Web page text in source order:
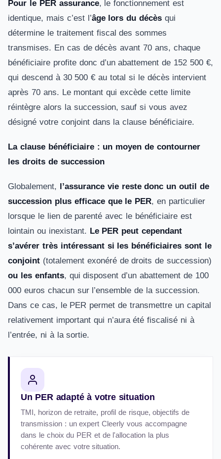
Pour le PER assurance, le fonctionnement est
identique, mais c’est l’âge lors du décès qui
détermine le traitement fiscal des sommes
transmises. En cas de décès avant 70 ans, chaque
bénéficiaire profite donc d’un abattement de 152 500 €,
qui descend à 30 500 € au total si le décès intervient
après 70 ans. Le montant qui excède cette limite
réintègre alors la succession, sauf si vous avez
désigné votre conjoint dans la clause bénéficiaire.
La clause bénéficiaire : un moyen de contourner
les droits de succession
Globalement, l’assurance vie reste donc un outil de
succession plus efficace que le PER, en particulier
lorsque le lien de parenté avec le bénéficiaire est
lointain ou inexistant. Le PER peut cependant
s’avérer très intéressant si les bénéficiaires sont le
conjoint (totalement exonéré de droits de succession)
ou les enfants, qui disposent d’un abattement de 100
000 euros chacun sur l’ensemble de la succession.
Dans ce cas, le PER permet de transmettre un capital
relativement important qui n’aura été fiscalisé ni à
l’entrée, ni à la sortie.
Un PER adapté à votre situation
TMI, horizon de retraite, profil de risque, objectifs de
transmission : un expert Cleerly vous accompagne
dans le choix du PER et de l'allocation la plus
cohérente avec votre situation.